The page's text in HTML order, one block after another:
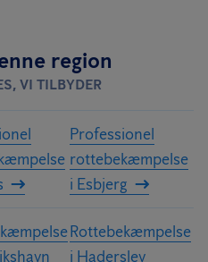
region
VI TILBYDER
Professionel
rottebekæmpelse
i Esbjerg
Rottebekæmpelse
i Haderslev